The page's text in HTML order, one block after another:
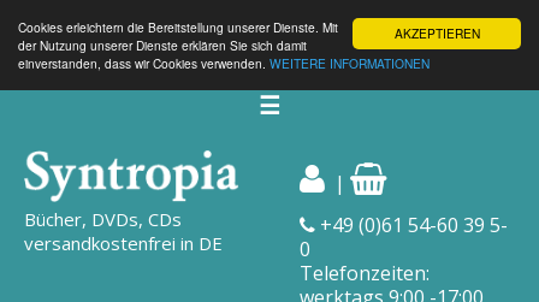
AKZEPTIEREN
Cookies erleichtern die Bereitstellung unserer Dienste. Mit
der Nutzung unserer Dienste erklären Sie sich damit
einverstanden, dass wir Cookies verwenden. WEITERE INFORMATIONEN
☰
Bücher, DVDs, CDs
versandkostenfrei in DE
|
+49 (0)61 54-60 39 5-
0
Telefonzeiten: